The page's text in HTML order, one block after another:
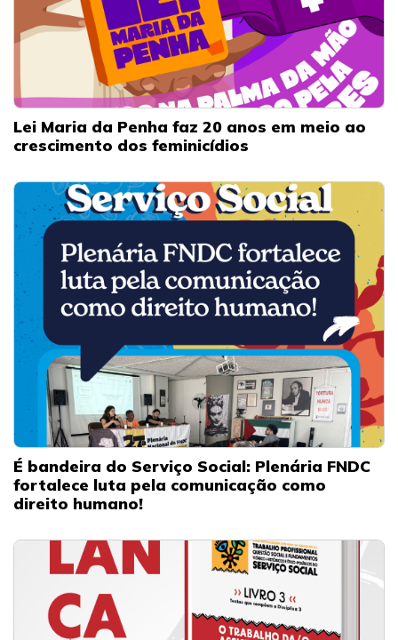
Lei Maria da Penha faz 20 anos em meio ao
crescimento dos feminicídios
É bandeira do Serviço Social: Plenária FNDC
fortalece luta pela comunicação como
direito humano!